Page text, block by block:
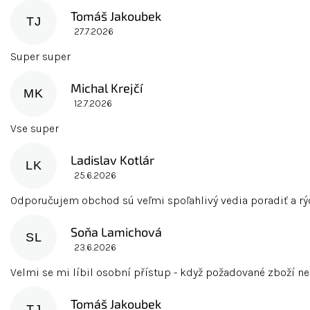
n
n
TJ Tomáš Jakoubek
Hodnocení obchodu je 5 z 5 hvězdiček.
27.7.2026
Super super
MK Michal Krejčí
Hodnocení obchodu je 5 z 5 hvězdiček.
12.7.2026
Vse super
LK Ladislav Kotlár
Hodnocení obchodu je 5 z 5 hvězdiček.
25.6.2026
Odporučujem obchod sú veľmi spoľahlivý vedia poradiť a
SL Soňa Lamichová
Hodnocení obchodu je 5 z 5 hvězdiček.
23.6.2026
Velmi se mi líbil osobní přístup - když požadované zboží
Tomáš Jakoubek